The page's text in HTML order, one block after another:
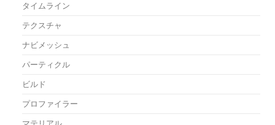
タイムライン
テクスチャ
ナビメッシュ
パーティクル
ビルド
プロファイラー
マテリアル